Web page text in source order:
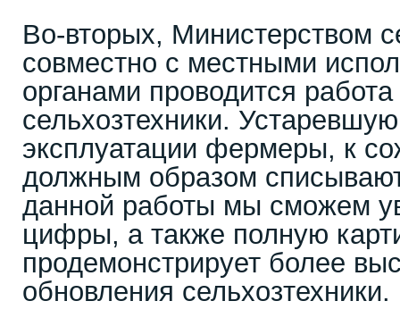
Во-вторых, Министерством
совместно с местными
органами проводится
сельхозтехники.
эксплуатации фермеры, к
должным образом
данной работы мы сможем
цифры, а также полную
продемонстрирует более
обновления сельхозтехники.